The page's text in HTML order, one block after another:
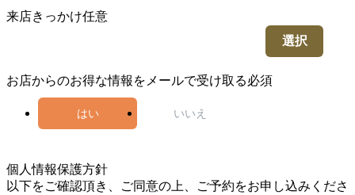
来店きっかけ任意
選択
お店からのお得な情報をメールで受け取る必須
はい いいえ
個人情報保護方針
以下をご確認頂き、ご同意の上、ご予約をお申し込みくださ